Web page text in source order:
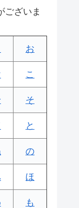
ございま
お
こ
そ
と
の
ほ
も